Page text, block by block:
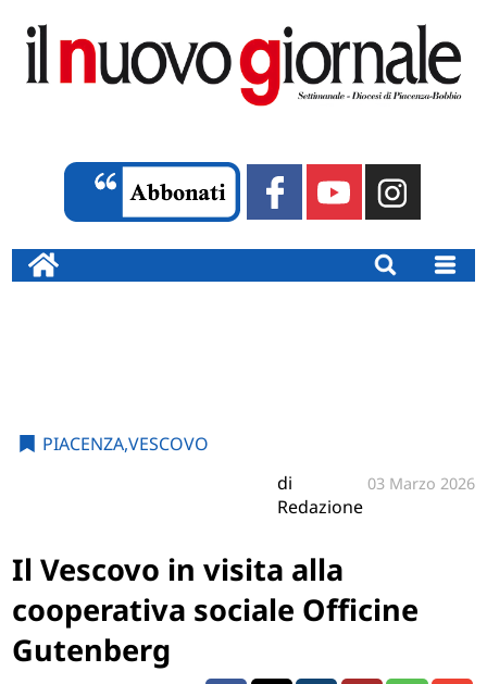
PIACENZA,VESCOVO
di
Redazione
03 Marzo 2026
Il Vescovo in visita alla
cooperativa sociale Officine
Gutenberg